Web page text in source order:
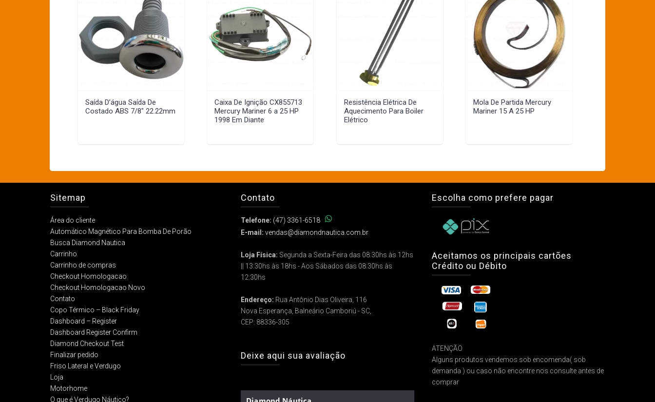
Saída D’água Saída De
Costado ABS 7/8″ 22.22mm
Caixa De Ignição CX855713
Mercury Mariner 6 a 25 HP
1998 Em Diante
Resistência Elétrica De
Aquecimento Para Boiler
Elétrico
Mola De Partida Mercury
Mariner 15 A 25 HP
Sitemap
Área do cliente
Automático Magnético Para Bomba De Porão
Busca Diamond Nautica
Carrinho
Carrinho de compras
Checkout Homologacao
Checkout Homologacao Novo
Contato
Copo Térmico – Black Friday
Dashboard – Register
Dashboard Register Confirm
Diamond Checkout Test
Finalizar pedido
Friso Lateral e Verdugo
Loja
Motorhome
O que é Verdugo Náutico?
Contato
Telefone: (47) 3361-6518
E-mail: vendas@diamondnautica.com.br
Loja Física: Segunda a Sexta-Feira das 08:30hs às 12hs
|| 13:30hs às 18hs - Aos Sábados das 08:30hs às
12:30hs
Endereço: Rua Antônio Dias Oliveira, 116
Nova Esperança, Balneário Camboriú - SC,
CEP: 88336-305
Deixe aqui sua avaliação
Escolha como prefere pagar
Aceitamos os principais cartões
Crédito ou Débito
ATENÇÃO
Alguns produtos vendemos sob encomenda( sob
demanda ) ou caso não encontre nos consulte antes de
comprar